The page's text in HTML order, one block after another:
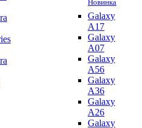
Новинка
Galaxy
A17
Galaxy
A07
Galaxy
A56
Galaxy
A36
Galaxy
A26
Galaxy